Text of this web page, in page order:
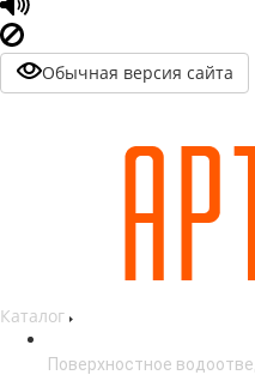
Обычная версия сайта
Каталог
Поверхностное